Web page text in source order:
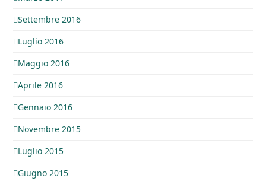
Settembre 2016
Luglio 2016
Maggio 2016
Aprile 2016
Gennaio 2016
Novembre 2015
Luglio 2015
Giugno 2015